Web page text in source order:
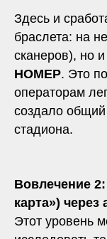
Здесь и
браслета: на
сканеров), но
НОМЕР. Это
операторам
создало
стадиона.
Вовлечение
карта») через
Этот уровень